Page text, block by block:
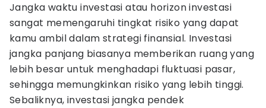
Jangka waktu investasi atau horizon investasi
sangat memengaruhi tingkat risiko yang dapat
kamu ambil dalam strategi finansial. Investasi
jangka panjang biasanya memberikan ruang yang
lebih besar untuk menghadapi fluktuasi pasar,
sehingga memungkinkan risiko yang lebih tinggi.
Sebaliknya, investasi jangka pendek